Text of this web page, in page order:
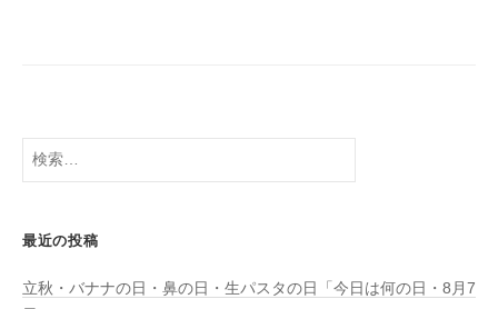
検
最近の投稿
立秋・バナナの日・鼻の日・生パスタの日「今日は何の日・8月7